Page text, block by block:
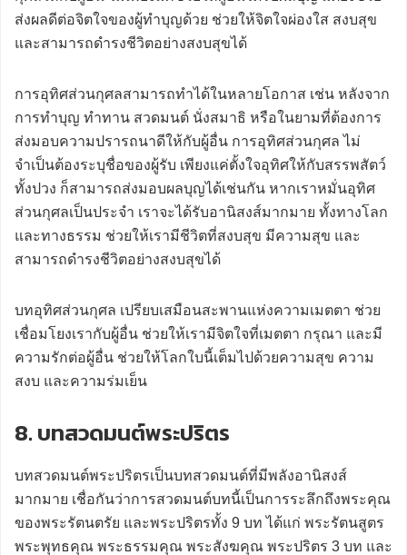
ส่งผลดีต่อจิตใจของผู้ทำบุญด้วย ช่วยให้จิตใจผ่องใส สงบสุข
และสามารถดำรงชีวิตอย่างสงบสุขได้
การอุทิศส่วนกุศลสามารถทำได้ในหลายโอกาส เช่น หลังจาก
การทำบุญ ทำทาน สวดมนต์ นั่งสมาธิ หรือในยามที่ต้องการ
ส่งมอบความปรารถนาดีให้กับผู้อื่น การอุทิศส่วนกุศล ไม่
จำเป็นต้องระบุชื่อของผู้รับ เพียงแค่ตั้งใจอุทิศให้กับสรรพสัตว์
ทั้งปวง ก็สามารถส่งมอบผลบุญได้เช่นกัน หากเราหมั่นอุทิศ
ส่วนกุศลเป็นประจำ เราจะได้รับอานิสงส์มากมาย ทั้งทางโลก
และทางธรรม ช่วยให้เรามีชีวิตที่สงบสุข มีความสุข และ
สามารถดำรงชีวิตอย่างสงบสุขได้
บทอุทิศส่วนกุศล เปรียบเสมือนสะพานแห่งความเมตตา ช่วย
เชื่อมโยงเรากับผู้อื่น ช่วยให้เรามีจิตใจที่เมตตา กรุณา และมี
ความรักต่อผู้อื่น ช่วยให้โลกใบนี้เต็มไปด้วยความสุข ความ
สงบ และความร่มเย็น
8. บทสวดมนต์พระปริตร
บทสวดมนต์พระปริตรเป็นบทสวดมนต์ที่มีพลังอานิสงส์
มากมาย เชื่อกันว่าการสวดมนต์บทนี้เป็นการระลึกถึงพระคุณ
ของพระรัตนตรัย และพระปริตรทั้ง 9 บท ได้แก่ พระรัตนสูตร
พระพุทธคุณ พระธรรมคุณ พระสังฆคุณ พระปริตร 3 บท และ